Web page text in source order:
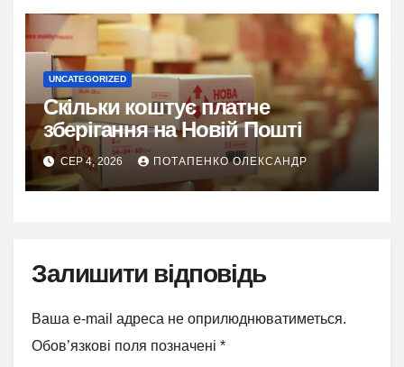
UNCATEGORIZED
Скільки коштує платне
зберігання на Новій Пошті
СЕР 4, 2026 ПОТАПЕНКО ОЛЕКСАНДР
Залишити відповідь
Ваша e-mail адреса не оприлюднюватиметься.
Обов’язкові поля позначені *